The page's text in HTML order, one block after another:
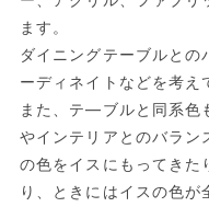
ます。
ダイニングテーブルとの
ーディネイトなどを考え
また、テ―ブルと同系色
やインテリアとのバラン
の色をイスにもってきた
り、ときにはイスの色